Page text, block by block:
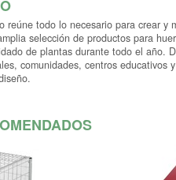
reúne todo lo necesario para crear
selección de productos para
de plantas durante todo el año.
comunidades, centros